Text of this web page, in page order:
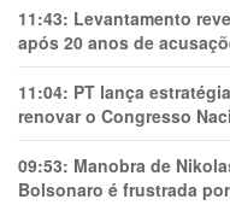
11:43: Levantamento
após 20 anos de
11:04: PT lança
renovar o Congresso
09:53: Manobra de
Bolsonaro é frustrada